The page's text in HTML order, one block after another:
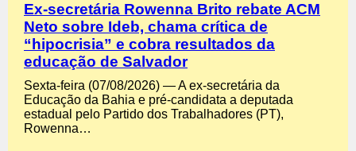
Ex-secretária Rowenna Brito rebate ACM
Neto sobre Ideb, chama crítica de
“hipocrisia” e cobra resultados da
educação de Salvador
Sexta-feira (07/08/2026) — A ex-secretária da
Educação da Bahia e pré-candidata a deputada
estadual pelo Partido dos Trabalhadores (PT),
Rowenna…